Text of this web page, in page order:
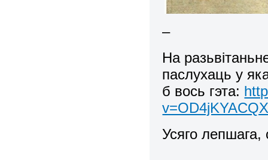
–
На
паслухаць у
б вось гэта:
Усяго